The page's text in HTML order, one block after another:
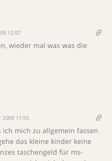
12:07
wieder mal was was die
2009 11:55
mich zu allgemein fassen
das kleine kinder keine
taschengeld für ms-